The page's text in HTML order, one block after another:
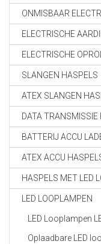
ONMISBAAR
ELECTRISCHE
ELECTRISCHE
SLANGEN HASPELS
ATEX SLANGEN
DATA TRANSMISSIE
BATTERIJ ACCU
ATEX ACCU
HASPELS MET LED
LED LOOPLAMPEN
LED Looplampen
Oplaadbare LED